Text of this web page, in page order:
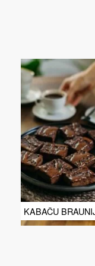
KABAČU